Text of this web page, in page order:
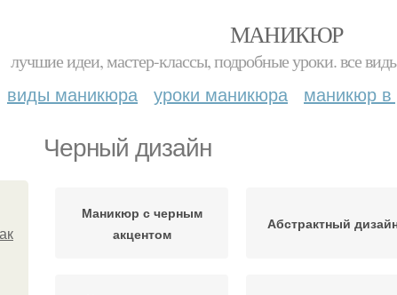
МАНИКЮР
лучшие идеи, мастер-классы, подробные уроки. все
виды маникюра уроки маникюра маникюр
Черный дизайн
Маникюр с черным
акцентом
Абстрактный